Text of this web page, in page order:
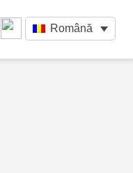
Română